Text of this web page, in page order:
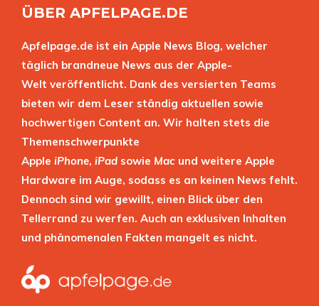
ÜBER APFELPAGE.DE
Apfelpage.de ist ein Apple News Blog, welcher
täglich brandneue News aus der Apple-
Welt veröffentlicht. Dank des versierten Teams
bieten wir dem Leser ständig aktuellen sowie
hochwertigen Content an. Wir halten stets die
Themenschwerpunkte
Apple iPhone, iPad sowie Mac und weitere Apple
Hardware im Auge, sodass es an keinen News fehlt.
Dennoch sind wir gewillt, einen Blick über den
Tellerrand zu werfen. Auch an exklusiven Inhalten
und phänomenalen Fakten mangelt es nicht.